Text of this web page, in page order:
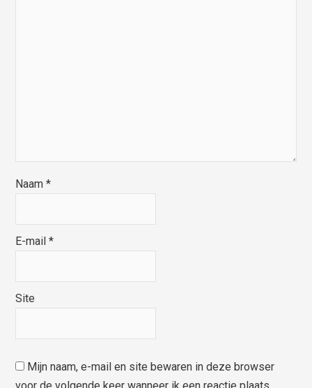
Naam*
E-mail*
Site
Mijn naam, e-mail en site bewaren in deze browser